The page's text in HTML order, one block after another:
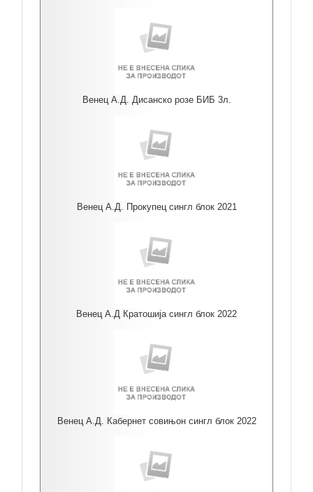
Венец А.Д. Дисанско розе БИБ 3л.
Венец А.Д. Прокупец сингл блок 2021
Венец А.Д Кратошија сингл блок 2022
Венец А.Д. Кабернет совињон сингл блок 2022